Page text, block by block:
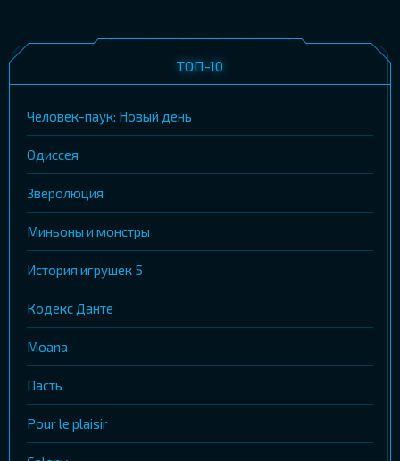
ТОП-10
Человек-паук: Новый день
Одиссея
Зверолюция
Миньоны и монстры
История игрушек 5
Кодекс Данте
Moana
Пасть
Pour le plaisir